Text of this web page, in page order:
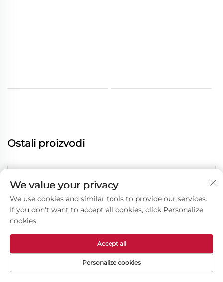
Ostali proizvodi
We value your privacy
We use cookies and similar tools to provide our services.
If you don't want to accept all cookies, click Personalize
cookies.
Personalize cookies
Accept all